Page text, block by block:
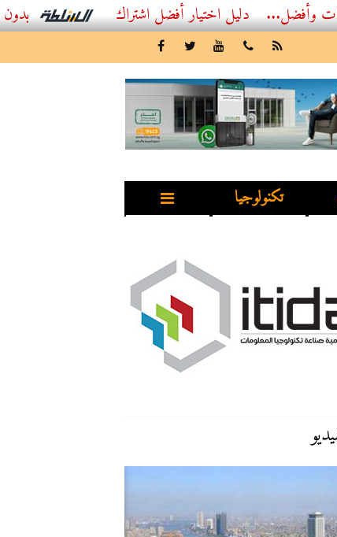
أفضل اشتراك IPTV بدون تقطيع 2026 – دليل المشاهد العصري
تكنولوجيا